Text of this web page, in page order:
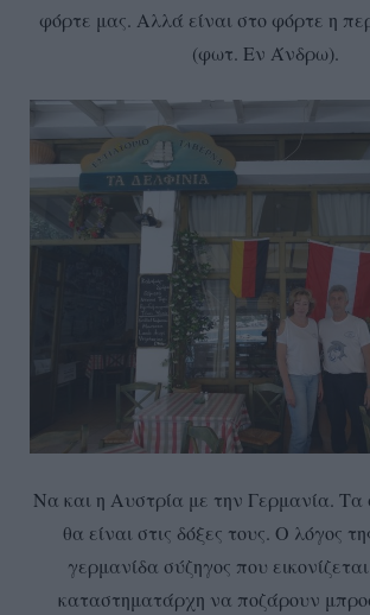
φόρτε μας. Αλλά είναι στο φόρτε η
(φωτ. Εν Άνδρω).
Να και η Αυστρία με την Γερμανία. Τα
θα είναι στις δόξες τους. Ο λόγος
γερμανίδα σύζηγος που
καταστηματάρχη να ποζάρουν